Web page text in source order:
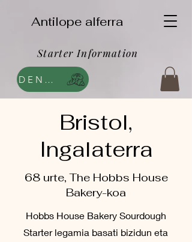
DENDA
Antilope alferra
Starter Information
Bristol,
Ingalaterra
68 urte, The Hobbs House
Bakery-koa
Hobbs House Bakery Sourdough
Starter legamia basati bizidun eta